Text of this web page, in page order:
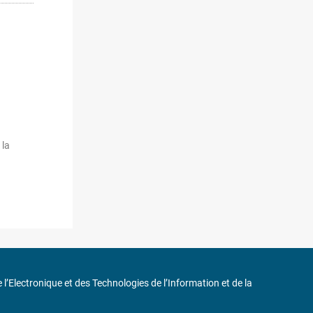
la
l’Electronique et des Technologies de l’Information et de la